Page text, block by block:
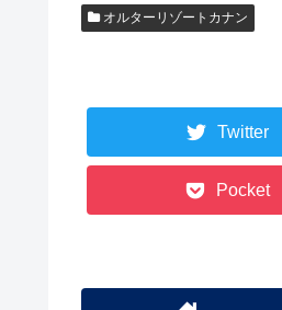
e
k
er
オルターリゾートカナン
Twitter
Pocket